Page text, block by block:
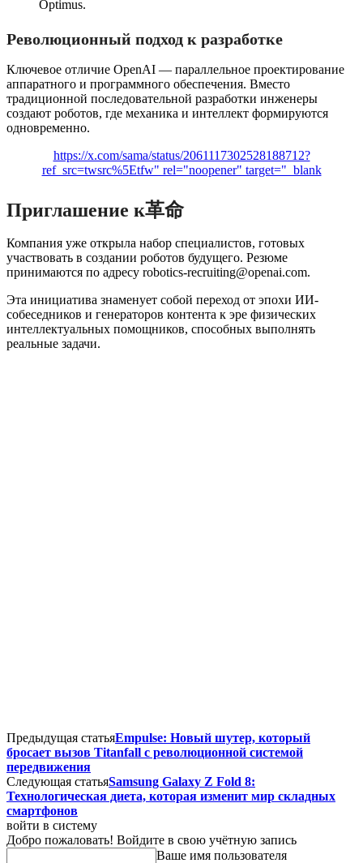
Optimus.
Революционный подход к разработке
Ключевое отличие OpenAI — параллельное проектирование
аппаратного и программного обеспечения. Вместо
традиционной последовательной разработки инженеры
создают роботов, где механика и интеллект формируются
одновременно.
https://x.com/sama/status/2061117302528188712?
ref_src=twsrc%5Etfw" rel="noopener" target="_blank
Приглашение к革命
Компания уже открыла набор специалистов, готовых
участвовать в создании роботов будущего. Резюме
принимаются по адресу robotics-recruiting@openai.com.
Эта инициатива знаменует собой переход от эпохи ИИ-
собеседников и генераторов контента к эре физических
интеллектуальных помощников, способных выполнять
реальные задачи.
Предыдущая статьяEmpulse: Новый шутер, который
бросает вызов Titanfall с революционной системой
передвижения
Следующая статьяSamsung Galaxy Z Fold 8:
Технологическая диета, которая изменит мир складных
смартфонов
войти в систему
Добро пожаловать! Войдите в свою учётную запись
Ваше имя пользователя